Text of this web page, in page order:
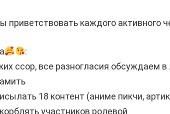
приветствовать каждого активного
:
ссор, все разногласия обсуждаем в
18 контент (аниме пикчи,
участников ролевой